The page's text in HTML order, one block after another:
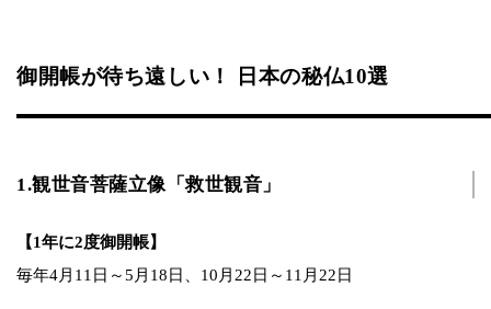
御開帳が待ち遠しい！ 日本の秘仏10選
1.観世音菩薩立像「救世観音」
【1年に2度御開帳】
毎年4月11日～5月18日、10月22日～11月22日